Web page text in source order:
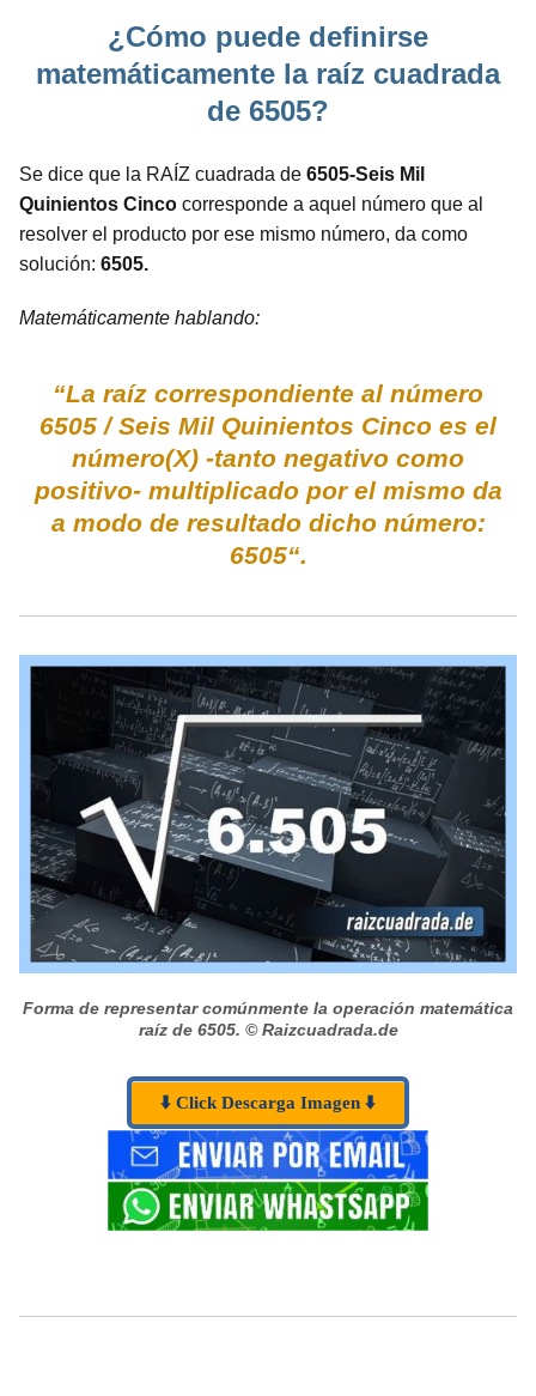
¿Cómo puede definirse
matemáticamente la raíz cuadrada
de 6505?
Se dice que la RAÍZ cuadrada de 6505-Seis Mil
Quinientos Cinco corresponde a aquel número que al
resolver el producto por ese mismo número, da como
solución: 6505.
Matemáticamente hablando:
“La raíz correspondiente al número
6505 / Seis Mil Quinientos Cinco es el
número(X) -tanto negativo como
positivo- multiplicado por el mismo da
a modo de resultado dicho número:
6505“.
Forma de representar comúnmente la operación matemática
raíz de 6505. © Raizcuadrada.de
⬇️ Click Descarga Imagen ⬇️